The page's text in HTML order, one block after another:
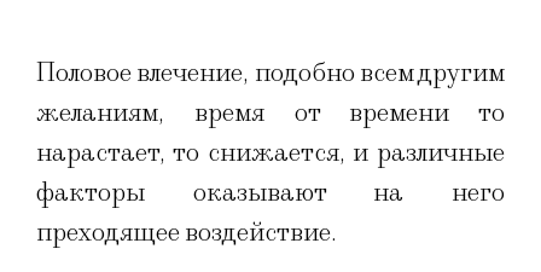
Половое влечение, подобно всем другим
желаниям, время от времени то
нарастает, то снижается, и различные
факторы оказывают на него
преходящее воздействие.